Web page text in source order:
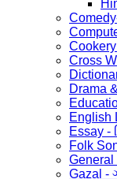
Cross
Drama
English
Essay -
Folk
General
Gazal